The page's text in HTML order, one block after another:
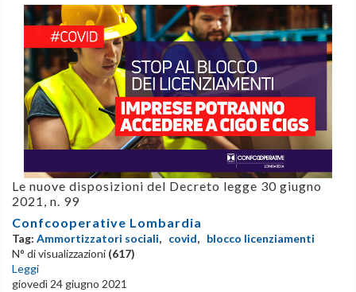
Le nuove disposizioni del Decreto legge 30 giugno
2021, n. 99
Confcooperative Lombardia
Tag: Ammortizzatori sociali, covid, blocco licenziamenti
N° di visualizzazioni (617)
Leggi
giovedì 24 giugno 2021